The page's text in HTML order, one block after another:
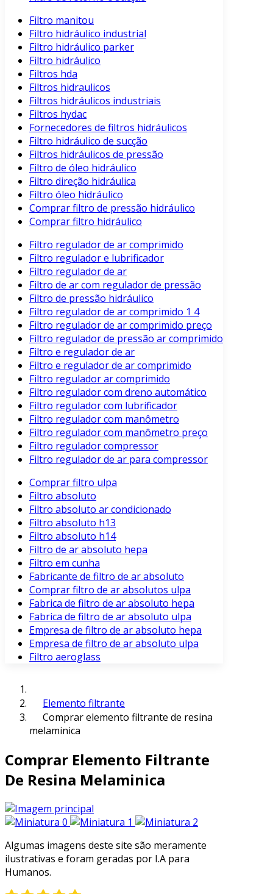
Filtro manitou
Filtro hidráulico industrial
Filtro hidráulico parker
Filtro hidráulico
Filtros hda
Filtros hidraulicos
Filtros hidráulicos industriais
Filtros hydac
Fornecedores de filtros hidráulicos
Filtro hidráulico de sucção
Filtros hidráulicos de pressão
Filtro de óleo hidráulico
Filtro direção hidráulica
Filtro óleo hidráulico
Comprar filtro de pressão hidráulico
Comprar filtro hidráulico
Filtro regulador de ar comprimido
Filtro regulador e lubrificador
Filtro regulador de ar
Filtro de ar com regulador de pressão
Filtro de pressão hidráulico
Filtro regulador de ar comprimido 1 4
Filtro regulador de ar comprimido preço
Filtro regulador de pressão ar comprimido
Filtro e regulador de ar
Filtro e regulador de ar comprimido
Filtro regulador ar comprimido
Filtro regulador com dreno automático
Filtro regulador com lubrificador
Filtro regulador com manômetro
Filtro regulador com manômetro preço
Filtro regulador compressor
Filtro regulador de ar para compressor
Comprar filtro ulpa
Filtro absoluto
Filtro absoluto ar condicionado
Filtro absoluto h13
Filtro absoluto h14
Filtro de ar absoluto hepa
Filtro em cunha
Fabricante de filtro de ar absoluto
Comprar filtro de ar absolutos ulpa
Fabrica de filtro de ar absoluto hepa
Fabrica de filtro de ar absoluto ulpa
Empresa de filtro de ar absoluto hepa
Empresa de filtro de ar absoluto ulpa
Filtro aeroglass
Elemento filtrante
Comprar elemento filtrante de resina
melaminica
Comprar Elemento Filtrante
De Resina Melaminica
Algumas imagens deste site são meramente
ilustrativas e foram geradas por I.A para
Humanos.